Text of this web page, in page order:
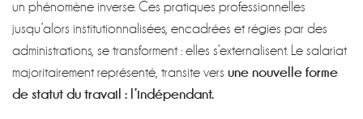
un phénomène inverse. Ces pratiques professionnelles
jusqu’alors institutionnalisées, encadrées et régies par des
administrations, se transforment : elles s’externalisent. Le salariat
majoritairement représenté, transite vers une nouvelle forme
de statut du travail : l’indépendant.